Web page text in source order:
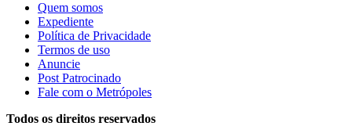
Quem somos
Expediente
Política de Privacidade
Termos de uso
Anuncie
Post Patrocinado
Fale com o Metrópoles
Todos os direitos reservados